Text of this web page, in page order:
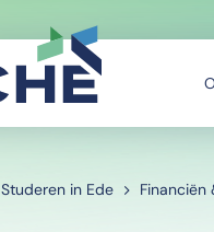
Studeren in Ede Financiën